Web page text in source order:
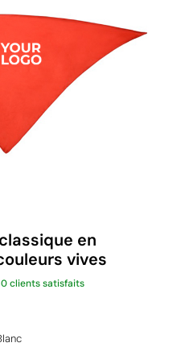
en
vives
clients satisfaits